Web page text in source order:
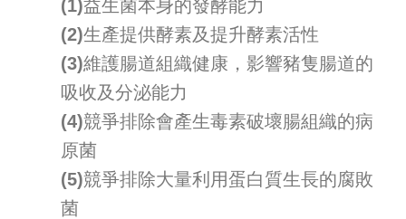
(1)益生菌本身的發酵能力
(2)生產提供酵素及提升酵素活性
(3)維護腸道組織健康，影響豬隻腸道的
吸收及分泌能力
(4)競爭排除會產生毒素破壞腸組織的病
原菌
(5)競爭排除大量利用蛋白質生長的腐敗
菌